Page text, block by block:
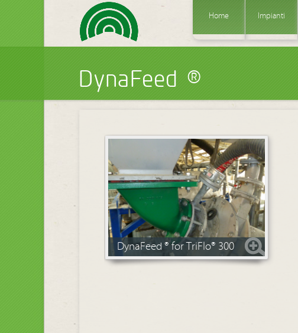
Home Impianti
DynaFeed ®
DynaFeed ® for TriFlo® 300